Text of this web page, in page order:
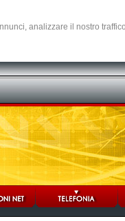
analizzare il nostro